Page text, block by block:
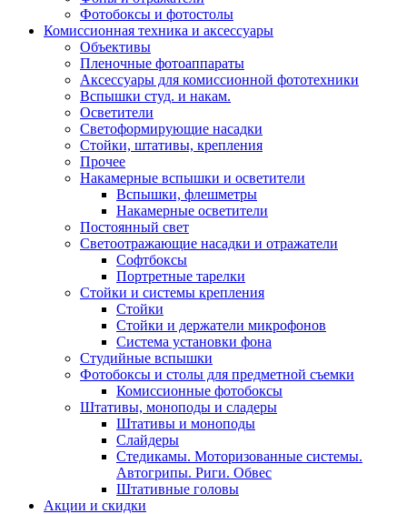
Фотобоксы и фотостолы
Комиссионная техника и аксессуары
Объективы
Пленочные фотоаппараты
Аксессуары для комиссионной фототехники
Вспышки студ. и накам.
Осветители
Светоформирующие насадки
Стойки, штативы, крепления
Прочее
Накамерные вспышки и осветители
Вспышки, флешметры
Накамерные осветители
Постоянный свет
Светоотражающие насадки и отражатели
Софтбоксы
Портретные тарелки
Стойки и системы крепления
Стойки
Стойки и держатели микрофонов
Система установки фона
Студийные вспышки
Фотобоксы и столы для предметной съемки
Комиссионные фотобоксы
Штативы, моноподы и сладеры
Штативы и моноподы
Слайдеры
Стедикамы. Моторизованные системы.
Автогрипы. Риги. Обвес
Штативные головы
Акции и скидки